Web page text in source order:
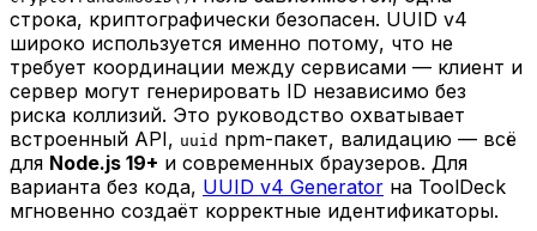
строка, криптографически безопасен. UUID v4
широко используется именно потому, что не
требует координации между сервисами — клиент и
сервер могут генерировать ID независимо без
риска коллизий. Это руководство охватывает
встроенный API, uuid npm-пакет, валидацию — всё
для Node.js 19+ и современных браузеров. Для
варианта без кода, UUID v4 Generator на ToolDeck
мгновенно создаёт корректные идентификаторы.